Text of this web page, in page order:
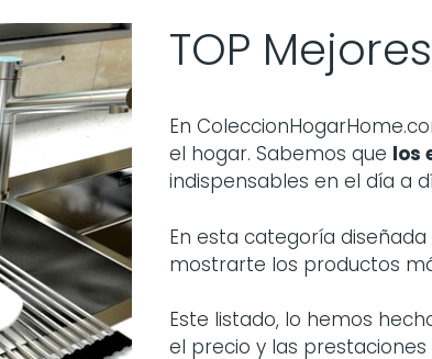
TOP
En
el hogar. Sabemos que los
indispensables en el día a
En esta categoría
mostrarte los productos
Este listado, lo hemos
el precio y las